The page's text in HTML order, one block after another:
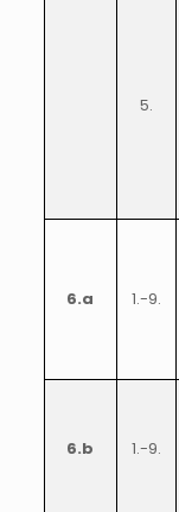
5.
6.a 1.-9.
6.b 1.-9.